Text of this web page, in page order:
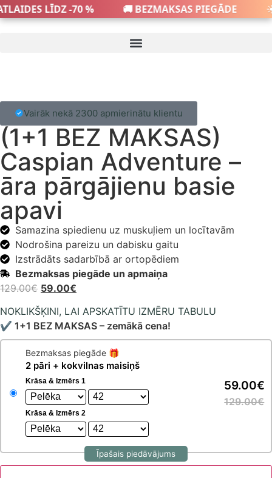
LĪDZ -70 % 🚚 BEZMAKSAS PIEGĀDE ☀️
Vairāk nekā 2300 apmierinātu klientu
(1+1 BEZ MAKSAS)
Caspian Adventure –
āra pārgājienu basie
apavi
Samazina spiedienu uz muskuļiem un locītavām
Nodrošina pareizu un dabisku gaitu
Izstrādāts sadarbībā ar ortopēdiem
Bezmaksas piegāde un apmaiņa
129.00€ 59.00€
NOKLIKŠĶINI, LAI APSKATĪTU IZMĒRU TABULU
✔ 1+1 BEZ MAKSAS – zemākā cena!
Bezmaksas piegāde 🎁
2 pāri + kokvilnas maisiņš
Krāsa & Izmērs 1
Krāsa & Izmērs 2
59.00€
129.00€
Īpašais piedāvājums